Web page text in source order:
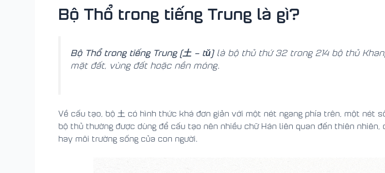
Bộ Thổ trong tiếng Trung là gì?
Bộ Thổ trong tiếng Trung (土 – tǔ)là bộ thủ thứ 32 trong 214 bộ thủ
mặt đất, vùng đất hoặc nền móng.
Về cấu tạo, bộ 土 có hình thức khá đơn giản với một nét ngang phía trên, một nét
bộ thủ thường được dùng để cấu tạo nên nhiều chữ Hán liên quan đến thiên
hay môi trường sống của con người.